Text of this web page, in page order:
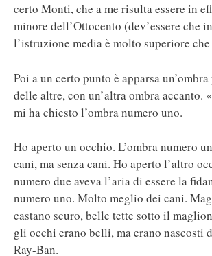
certo Monti, che a me risulta essere in
minore dell’Ottocento (dev’essere che
l’istruzione media è molto superiore
Poi a un certo punto è apparsa
delle altre, con un’altra ombra accanto.
mi ha chiesto l’ombra numero uno.
Ho aperto un occhio. L’ombra numero
cani, ma senza cani. Ho aperto l’altro
numero due aveva l’aria di essere la
numero uno. Molto meglio dei cani.
castano scuro, belle tette sotto il
gli occhi erano belli, ma erano nascosti
Ray-Ban.